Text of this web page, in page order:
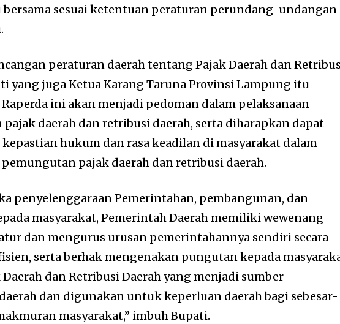
sesuai ketentuan peraturan perundang-undangan
peraturan daerah tentang Pajak Daerah dan
yang juga Ketua Karang Taruna Provinsi Lampung itu
ini akan menjadi pedoman dalam pelaksanaan
daerah dan retribusi daerah, serta diharapkan dapat
hukum dan rasa keadilan di masyarakat dalam
pajak daerah dan retribusi daerah.
penyelenggaraan Pemerintahan, pembangunan, dan
masyarakat, Pemerintah Daerah memiliki wewenang
dan mengurus urusan pemerintahannya sendiri secara
serta berhak mengenakan pungutan kepada
dan Retribusi Daerah yang menjadi sumber
dan digunakan untuk keperluan daerah bagi sebesar-
masyarakat,” imbuh Bupati.